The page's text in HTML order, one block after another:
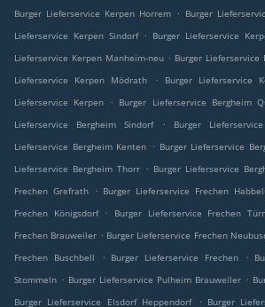
Burger Lieferservice Kerpen Horrem . Burger
Lieferservice Kerpen Sindorf
. Burger Lieferservice
Lieferservice Kerpen Manheim-neu . Burger Lieferservice
Lieferservice Kerpen Mödrath
. Burger Lieferservice
Lieferservice Kerpen
. Burger Lieferservice Bergheim
Lieferservice Bergheim Sindorf
. Burger
Lieferservice Bergheim Kenten . Burger Lieferservice
Lieferservice Bergheim Thorr . Burger Lieferservice
Frechen Grefrath
. Burger Lieferservice Frechen
Frechen Königsdorf
. Burger Lieferservice Frechen
Frechen Brauweiler . Burger Lieferservice Frechen
Frechen Buschbell
. Burger Lieferservice Frechen .
Stommeln . Burger Lieferservice Pulheim Brauweiler .
Burger Lieferservice Elsdorf Heppendorf
. Burger